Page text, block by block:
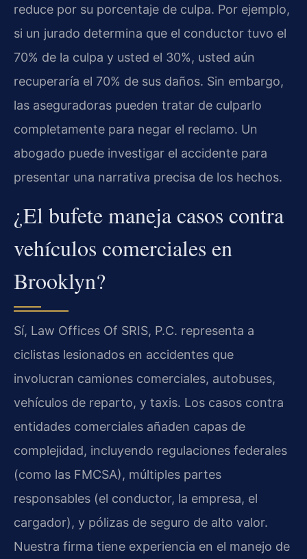
reduce por su porcentaje de culpa. Por ejemplo,
si un jurado determina que el conductor tuvo el
70% de la culpa y usted el 30%, usted aún
recuperaría el 70% de sus daños. Sin embargo,
las aseguradoras pueden tratar de culparlo
completamente para negar el reclamo. Un
abogado puede investigar el accidente para
presentar una narrativa precisa de los hechos.
¿El bufete maneja casos contra
vehículos comerciales en
Brooklyn?
Sí, Law Offices Of SRIS, P.C. representa a
ciclistas lesionados en accidentes que
involucran camiones comerciales, autobuses,
vehículos de reparto, y taxis. Los casos contra
entidades comerciales añaden capas de
complejidad, incluyendo regulaciones federales
(como las FMCSA), múltiples partes
responsables (el conductor, la empresa, el
cargador), y pólizas de seguro de alto valor.
Nuestra firma tiene experiencia en el manejo de